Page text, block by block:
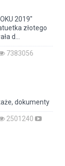
2019"
złotego
d...
7383056
dokumenty
2501240